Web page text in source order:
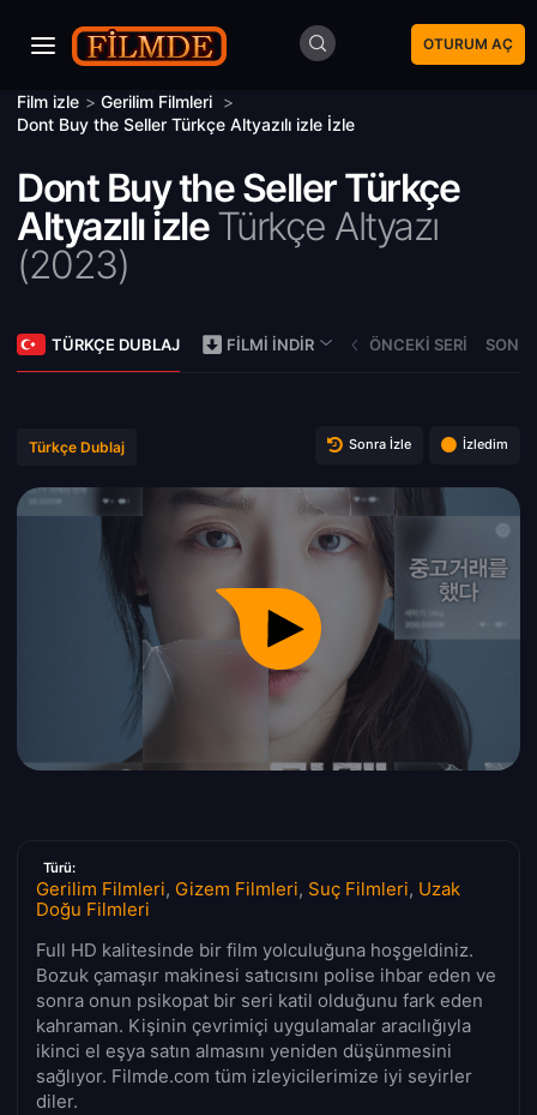
OTURUM AÇ
Film izle > Gerilim Filmleri >
Dont Buy the Seller Türkçe Altyazılı izle İzle
Dont Buy the Seller Türkçe
Altyazılı izleTürkçe Altyazı
(2023)
TÜRKÇE DUBLAJ FILMI İNDIR ÖNCEKI SERI
Türkçe Dublaj Sonra İzle İzledim
Türü:
Gerilim Filmleri, Gizem Filmleri, Suç Filmleri, Uzak
Doğu Filmleri
Full HD kalitesinde bir film yolculuğuna hoşgeldiniz.
Bozuk çamaşır makinesi satıcısını polise ihbar eden ve
sonra onun psikopat bir seri katil olduğunu fark eden
kahraman. Kişinin çevrimiçi uygulamalar aracılığıyla
ikinci el eşya satın almasını yeniden düşünmesini
sağlıyor. Filmde.com tüm izleyicilerimize iyi seyirler
diler.